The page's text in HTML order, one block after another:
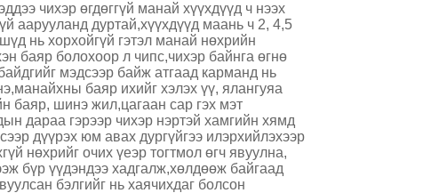
чихэр өгдөггүй манай хүүхдүүд ч нээх
аарууланд дуртай,хүүхдүүд маань ч 2, 4,5
нь хорхойгүй гэтэл манай нөхрийн
баяр болохоор л чипс,чихэр байнга өгнө
мэдсээр байж атгаад карманд нь
баяр ихийг хэлэх үү, ялангуяа
баяр, шинэ жил,цагаан сар гэх мэт
дараа гэрээр чихэр нэртэй хамгийн хямд
дүүрэх юм авах дургүйгээ илэрхийлэхээр
нөхрийг очих үеэр тогтмол өгч явуулна,
бүр үүдэндээ хадгалж,хөлдөөж байгаад
бэлгийг нь хаячихдаг болсон